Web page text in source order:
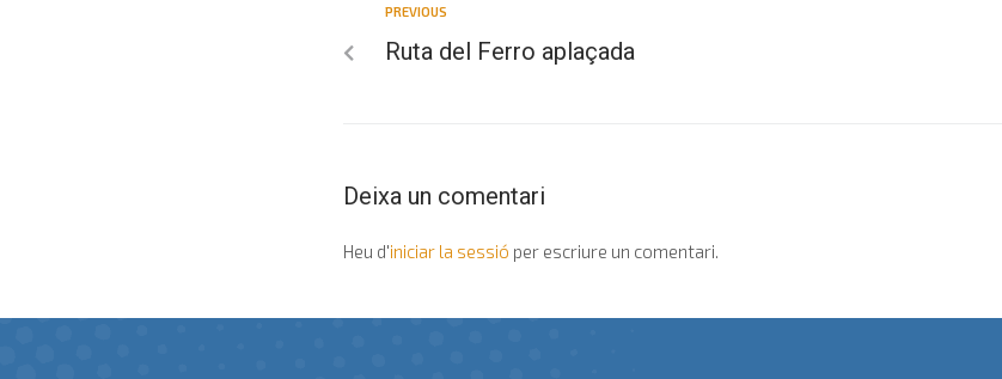
PREVIOUS
Ruta del Ferro aplaçada
Deixa un comentari
Heu d'iniciar la sessió per escriure un comentari.